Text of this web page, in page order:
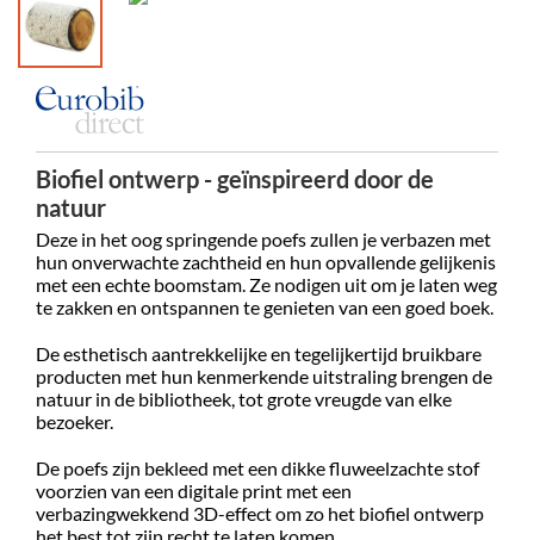
Biofiel ontwerp - geïnspireerd door de
natuur
Deze in het oog springende poefs zullen je verbazen met
hun onverwachte zachtheid en hun opvallende gelijkenis
met een echte boomstam. Ze nodigen uit om je laten weg
te zakken en ontspannen te genieten van een goed boek.
De esthetisch aantrekkelijke en tegelijkertijd bruikbare
producten met hun kenmerkende uitstraling brengen de
natuur in de bibliotheek, tot grote vreugde van elke
bezoeker.
De poefs zijn bekleed met een dikke fluweelzachte stof
voorzien van een digitale print met een
verbazingwekkend 3D-effect om zo het biofiel ontwerp